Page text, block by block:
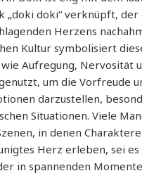
„doki doki“ verknüpft, der
Herzens
Kultur symbolisiert
Aufregung, Nervosität
um die Vorfreude
darzustellen,
Situationen. Viele
in denen
Herz erleben, sei
in spannenden